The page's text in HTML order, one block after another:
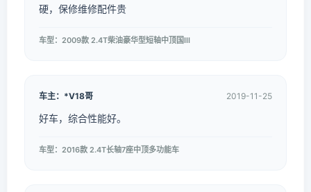
硬，保修维修配件贵
车型：2009款 2.4T柴油豪华型短轴中顶国III
车主：*V18哥 2019-11-25
好车，综合性能好。
车型：2016款 2.4T长轴7座中顶多功能车